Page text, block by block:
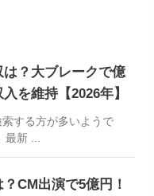
？大ブレークで億
を維持【2026年】
する方が多いようで
新 ...
CM出演で5億円！